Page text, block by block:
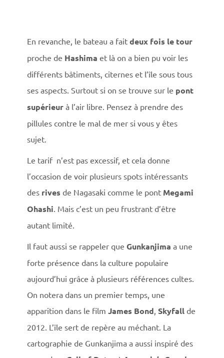
En revanche, le bateau a fait deux fois le tour
proche de Hashima et là on a bien pu voir les
différents bâtiments, citernes et l’île sous tous
ses aspects. Surtout si on se trouve sur le pont
supérieurà l’air libre. Pensez à prendre des
pillules contre le mal de mer si vous y êtes
sujet.
Le tarif n’est pas excessif, et cela donne
l’occasion de voir plusieurs spots intéressants
des rives de Nagasaki comme le pont Megami
Ohashi . Mais c’est un peu frustrant d’être
autant limité.
Il faut aussi se rappeler que Gunkanjima a une
forte présence dans la culture populaire
aujourd’hui grâce à plusieurs références cultes.
On notera dans un premier temps, une
apparition dans le film James Bond Skyfall de
2012. L’île sert de repère au méchant. La
cartographie de Gunkanjima a aussi inspiré des